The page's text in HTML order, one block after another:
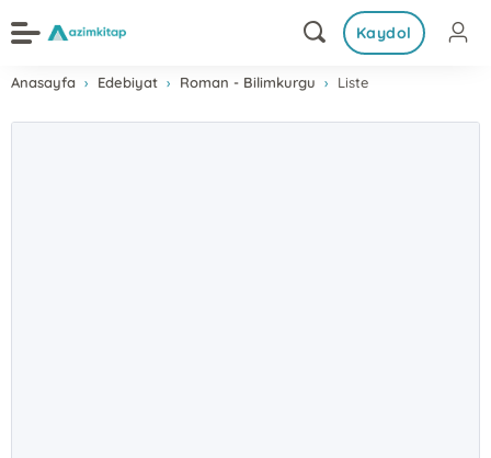
Kaydol
Anasayfa Edebiyat Roman - Bilimkurgu Liste